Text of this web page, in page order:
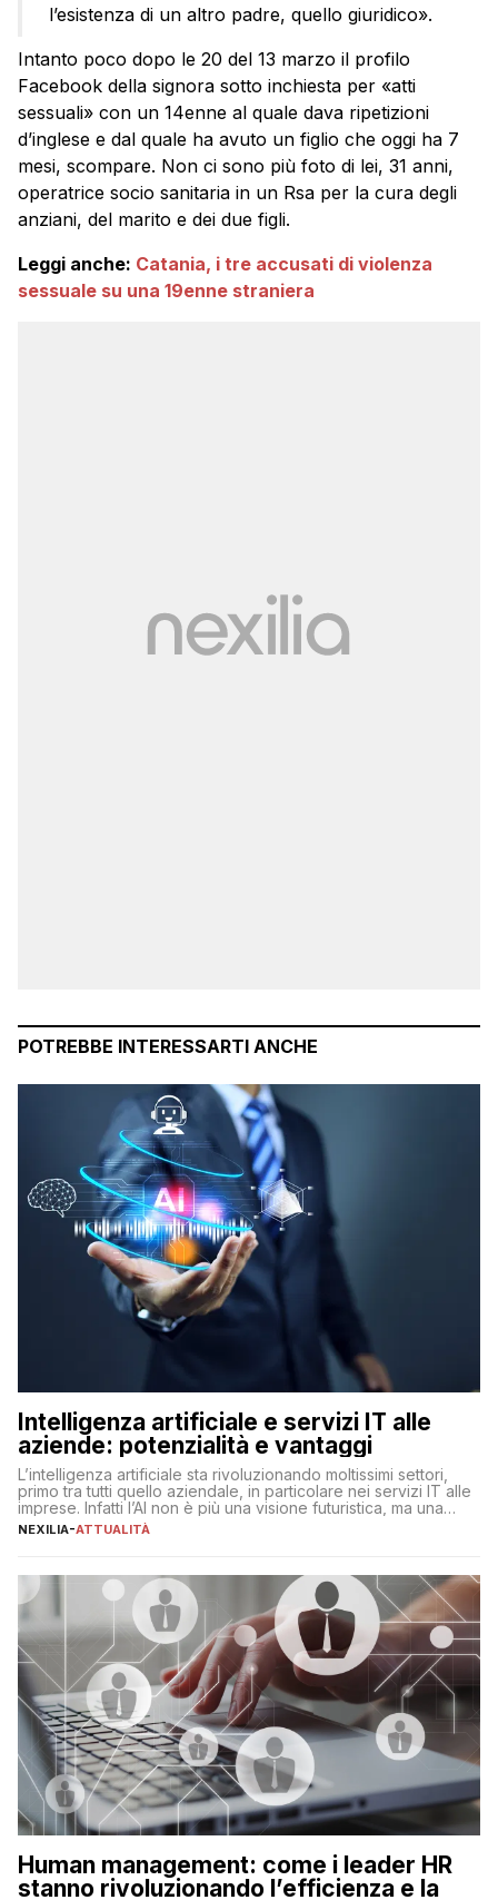
l’esistenza di un altro padre, quello giuridico».
Intanto poco dopo le 20 del 13 marzo il profilo
Facebook della signora sotto inchiesta per «atti
sessuali» con un 14enne al quale dava ripetizioni
d’inglese e dal quale ha avuto un figlio che oggi ha 7
mesi, scompare. Non ci sono più foto di lei, 31 anni,
operatrice socio sanitaria in un Rsa per la cura degli
anziani, del marito e dei due figli.
Leggi anche: Catania, i tre accusati di violenza
sessuale su una 19enne straniera
POTREBBE INTERESSARTI ANCHE
Intelligenza artificiale e servizi IT alle
aziende: potenzialità e vantaggi
L’intelligenza artificiale sta rivoluzionando moltissimi settori,
primo tra tutti quello aziendale, in particolare nei servizi IT alle
imprese. Infatti l’AI non è più una visione futuristica, ma una
realtà operativa che sta portando a un cambio significativo in
operazioni, bensì comporta […]
NEXILIA-ATTUALITÀ
Human management: come i leader HR
stanno rivoluzionando l’efficienza e la